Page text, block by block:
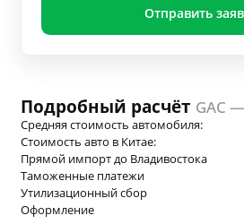
Отправить
Подробный расчёт GAC
Средняя стоимость автомобиля:
Стоимость авто в Китае:
Прямой импорт до Владивостока
Таможенные платежи
Утилизационный сбор
Оформление